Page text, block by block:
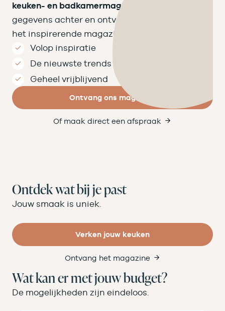
keuken- en badkamermagazine
gegevens achter en ontvang binnen een week
het inspirerende magazine op de mat.
Volop inspiratie
De nieuwste trends
Geheel vrijblijvend
Ontvang ons magazine
Of maak direct een afspraak
Ontdek wat bij je past
Jouw smaak is uniek.
Verken jouw keuken
Ontvang het magazine
Wat kan er met jouw budget?
De mogelijkheden zijn eindeloos.